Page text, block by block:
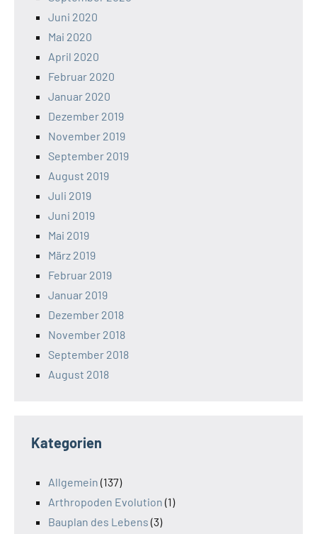
Juni 2020
Mai 2020
April 2020
Februar 2020
Januar 2020
Dezember 2019
November 2019
September 2019
August 2019
Juli 2019
Juni 2019
Mai 2019
März 2019
Februar 2019
Januar 2019
Dezember 2018
November 2018
September 2018
August 2018
Kategorien
Allgemein (137)
Arthropoden Evolution (1)
Bauplan des Lebens (3)